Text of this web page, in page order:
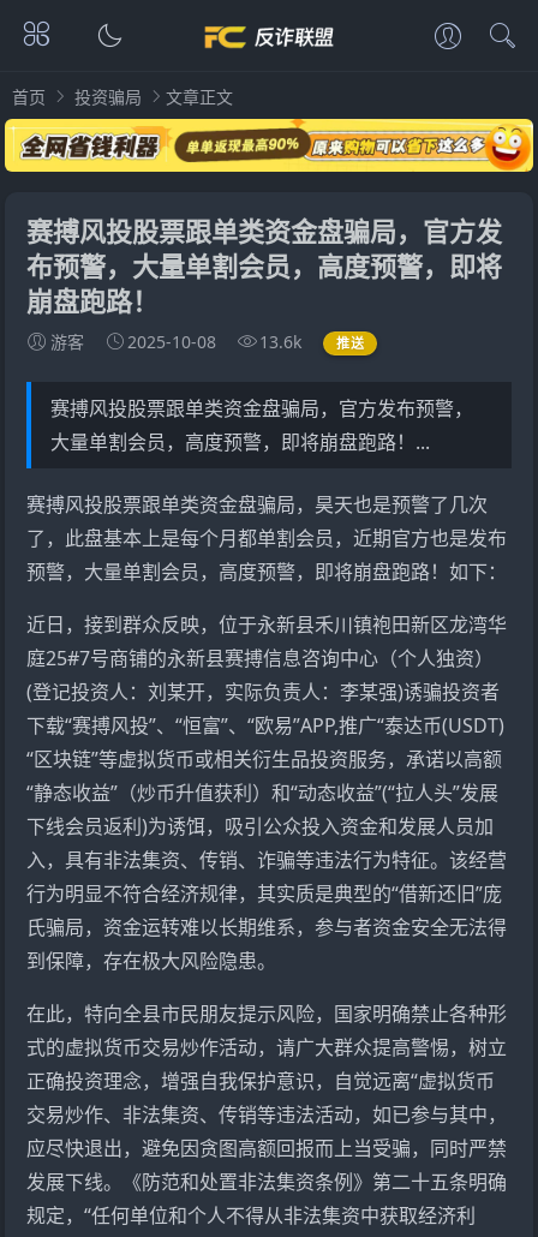
首页 投资骗局 文章正文
赛搏风投股票跟单类资金盘骗局，官方发
布预警，大量单割会员，高度预警，即将
崩盘跑路！
游客 2025-10-08 13.6k 推送
赛搏风投股票跟单类资金盘骗局，官方发布预警，
大量单割会员，高度预警，即将崩盘跑路！...
赛搏风投股票跟单类资金盘骗局，昊天也是预警了几次
了，此盘基本上是每个月都单割会员，近期官方也是发布
预警，大量单割会员，高度预警，即将崩盘跑路！如下：
近日，接到群众反映，位于永新县禾川镇袍田新区龙湾华
庭25#7号商铺的永新县赛搏信息咨询中心（个人独资）
(登记投资人：刘某开，实际负责人：李某强)诱骗投资者
下载“赛搏风投”、“恒富”、“欧易”APP,推广“泰达币(USDT)
“区块链”等虚拟货币或相关衍生品投资服务，承诺以高额
“静态收益”（炒币升值获利）和“动态收益”(“拉人头”发展
下线会员返利)为诱饵，吸引公众投入资金和发展人员加
入，具有非法集资、传销、诈骗等违法行为特征。该经营
行为明显不符合经济规律，其实质是典型的“借新还旧”庞
氏骗局，资金运转难以长期维系，参与者资金安全无法得
到保障，存在极大风险隐患。
在此，特向全县市民朋友提示风险，国家明确禁止各种形
式的虚拟货币交易炒作活动，请广大群众提高警惕，树立
正确投资理念，增强自我保护意识，自觉远离“虚拟货币
交易炒作、非法集资、传销等违法活动，如已参与其中，
应尽快退出，避免因贪图高额回报而上当受骗，同时严禁
发展下线。《防范和处置非法集资条例》第二十五条明确
规定，“任何单位和个人不得从非法集资中获取经济利